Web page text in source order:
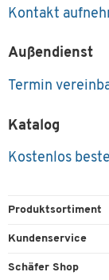
Kontakt
Außendienst
Termin
Katalog
Kostenlos
Produktsortiment
Büroausstattung
Kundenservice
Direktbestellung
Schäfer Shop